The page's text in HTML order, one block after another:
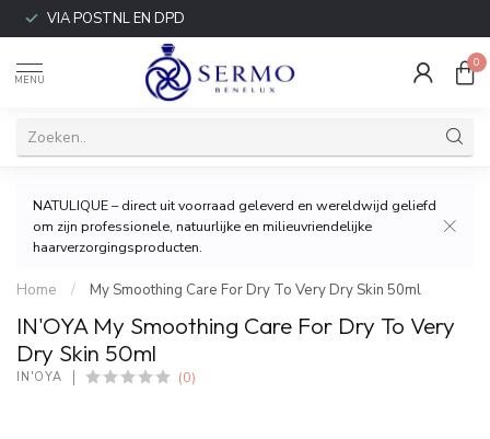
VIA POSTNL EN DPD
MENU
0
NATULIQUE – direct uit voorraad geleverd en wereldwijd geliefd
om zijn professionele, natuurlijke en milieuvriendelijke
haarverzorgingsproducten.
Home / My Smoothing Care For Dry To Very Dry Skin 50ml
IN'OYA My Smoothing Care For Dry To Very
Dry Skin 50ml
IN'OYA (0)